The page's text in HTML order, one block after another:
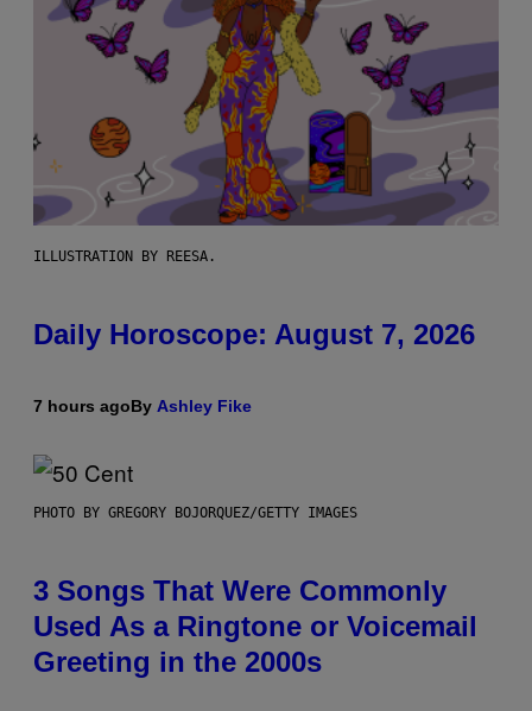
ILLUSTRATION BY REESA.
Daily Horoscope: August 7, 2026
7 hours agoBy Ashley Fike
PHOTO BY GREGORY BOJORQUEZ/GETTY IMAGES
3 Songs That Were Commonly
Used As a Ringtone or Voicemail
Greeting in the 2000s